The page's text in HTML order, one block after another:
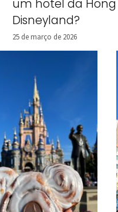
um hotel da Hong
Disneyland?
25 de março de 2026